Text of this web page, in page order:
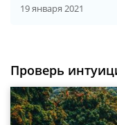
19 января 2021
Проверь